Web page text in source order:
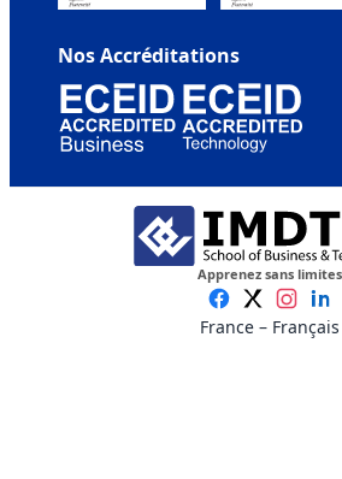
Nos Accréditations
Apprenez sans limites
France – Français